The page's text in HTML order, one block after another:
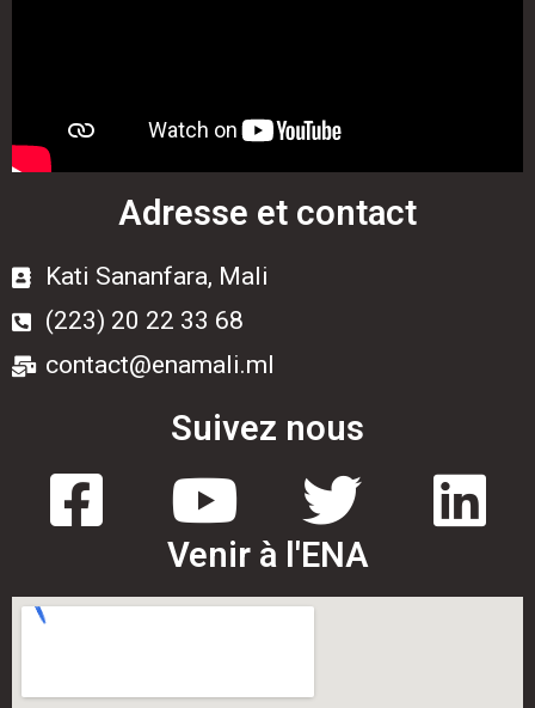
Adresse et contact
Kati Sananfara, Mali
(223) 20 22 33 68
contact@enamali.ml
Suivez nous
Venir à l'ENA